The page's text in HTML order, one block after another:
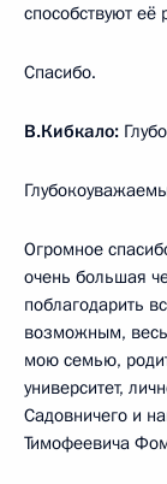
способствуют
Спасибо.
В.Кибкало:
Огромное
очень большая
поблагодарить
возможным,
мою семью,
университет,
Садовничего и
Тимофеевича